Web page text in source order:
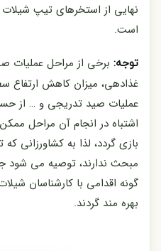
نهایی از استخرهای تیپ شیلات
است.
توجه: برخی از مراحل عملیات
غذادهی، میزان کاهش ارتفاع
عملیات صید تدریجی و … از
اشتباه در انجام آن مراحل
بازی گردد، لذا به کشاورزانی
مبحث ندارند، توصیه می شود
گونه اقدامی با کارشناسان
بهره مند گردند.